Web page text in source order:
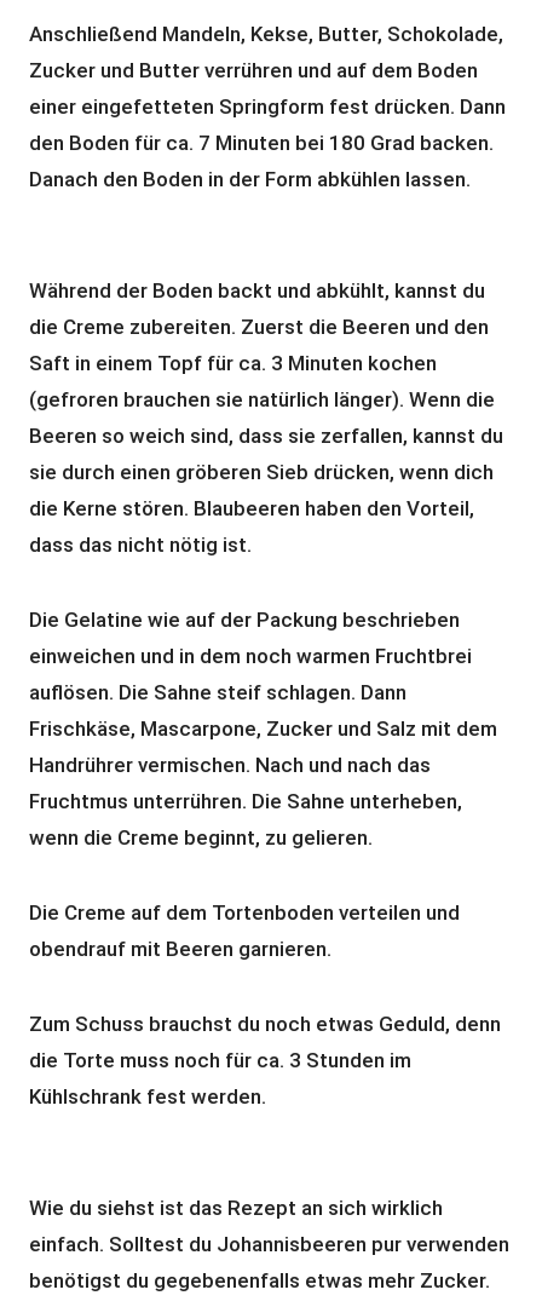
Anschließend Mandeln, Kekse, Butter, Schokolade,
Zucker und Butter verrühren und auf dem Boden
einer eingefetteten Springform fest drücken. Dann
den Boden für ca. 7 Minuten bei 180 Grad backen.
Danach den Boden in der Form abkühlen lassen.
Während der Boden backt und abkühlt, kannst du
die Creme zubereiten. Zuerst die Beeren und den
Saft in einem Topf für ca. 3 Minuten kochen
(gefroren brauchen sie natürlich länger). Wenn die
Beeren so weich sind, dass sie zerfallen, kannst du
sie durch einen gröberen Sieb drücken, wenn dich
die Kerne stören. Blaubeeren haben den Vorteil,
dass das nicht nötig ist.
Die Gelatine wie auf der Packung beschrieben
einweichen und in dem noch warmen Fruchtbrei
auflösen. Die Sahne steif schlagen. Dann
Frischkäse, Mascarpone, Zucker und Salz mit dem
Handrührer vermischen. Nach und nach das
Fruchtmus unterrühren. Die Sahne unterheben,
wenn die Creme beginnt, zu gelieren.
Die Creme auf dem Tortenboden verteilen und
obendrauf mit Beeren garnieren.
Zum Schuss brauchst du noch etwas Geduld, denn
die Torte muss noch für ca. 3 Stunden im
Kühlschrank fest werden.
Wie du siehst ist das Rezept an sich wirklich
einfach. Solltest du Johannisbeeren pur verwenden
benötigst du gegebenenfalls etwas mehr Zucker.